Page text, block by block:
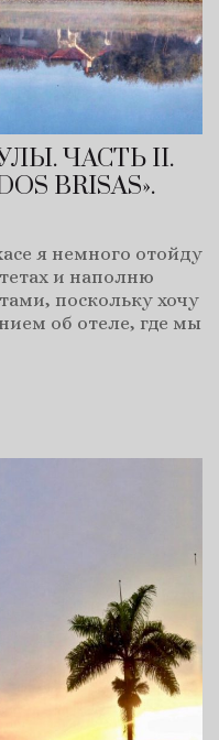
ЧАСТЬ II.
BRISAS».
я немного отойду
и наполню
поскольку хочу
об отеле, где мы